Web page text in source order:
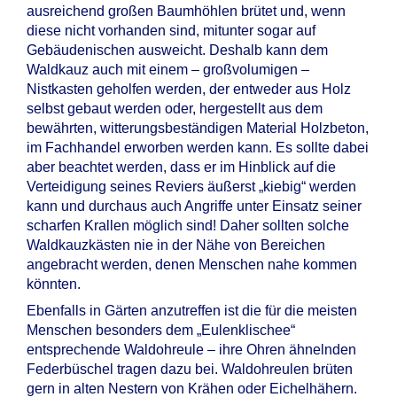
ausreichend großen Baumhöhlen brütet und, wenn
diese nicht vorhanden sind, mitunter sogar auf
Gebäudenischen ausweicht. Deshalb kann dem
Waldkauz auch mit einem – großvolumigen –
Nistkasten geholfen werden, der entweder aus Holz
selbst gebaut werden oder, hergestellt aus dem
bewährten, witterungsbeständigen Material Holzbeton,
im Fachhandel erworben werden kann. Es sollte dabei
aber beachtet werden, dass er im Hinblick auf die
Verteidigung seines Reviers äußerst „kiebig“ werden
kann und durchaus auch Angriffe unter Einsatz seiner
scharfen Krallen möglich sind! Daher sollten solche
Waldkauzkästen nie in der Nähe von Bereichen
angebracht werden, denen Menschen nahe kommen
könnten.
Ebenfalls in Gärten anzutreffen ist die für die meisten
Menschen besonders dem „Eulenklischee“
entsprechende Waldohreule – ihre Ohren ähnelnden
Federbüschel tragen dazu bei. Waldohreulen brüten
gern in alten Nestern von Krähen oder Eichelhähern.